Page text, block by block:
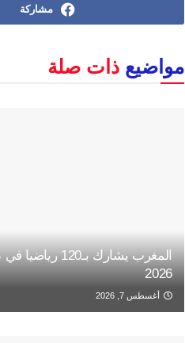
مشاركة
مواضيع ذات صلة
المغرب يشارك بـ120
2026
أغسطس 7, 2026